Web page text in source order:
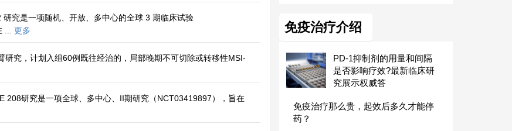
研究是一项随机、开放、多中心的全球 3 期临床试验
...更多
研究，计划入组60例既往经治的，局部晚期不可切除或转移性MSI-
208研究是一项全球、多中心、II期研究（NCT03419897），旨在
免疫治疗介绍
PD-1抑制剂的用量和间隔
是否影响疗效?最新临床研
究展示权威答
免疫治疗那么贵，起效后多久才能停
药？